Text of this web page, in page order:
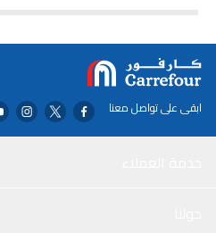
ابقى على تواصل معنا